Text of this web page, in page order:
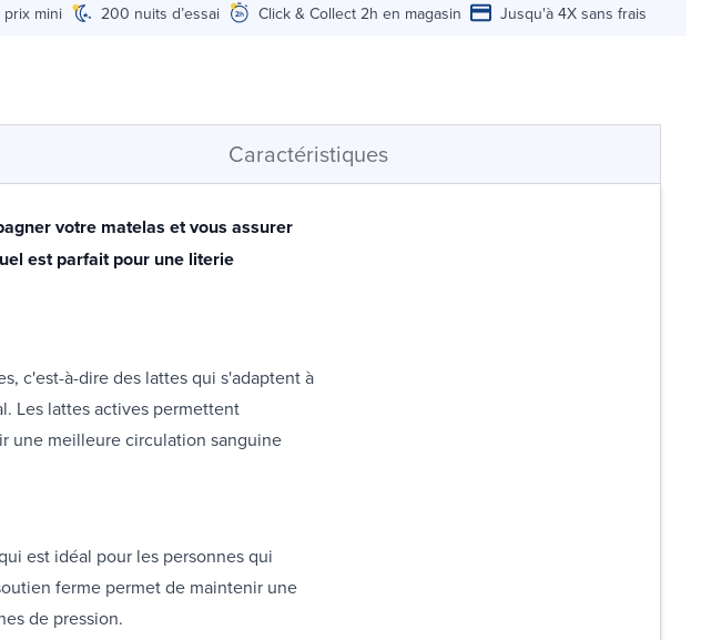
prix mini 200 nuits d’essai Click & Collect 2h en magasin Jusqu'à 4X sans frais
Caractéristiques
votre matelas et vous assurer
est parfait pour une literie
c'est-à-dire des lattes qui s'adaptent à
Les lattes actives permettent
une meilleure circulation sanguine
est idéal pour les personnes qui
ferme permet de maintenir une
de pression.